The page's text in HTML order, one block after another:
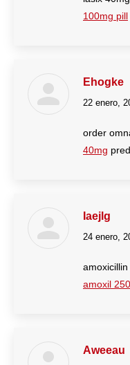
100mg pill
Ehogke
dice:
22 enero,
order
40mg
Iaejlg
dice:
24 enero,
amoxil
Aweeau